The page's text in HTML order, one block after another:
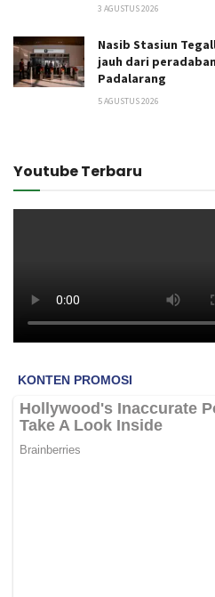
3 AGUSTUS 2026
Nasib Stasiun
jauh dari
Padalarang
5 AGUSTUS 2026
Youtube Terbaru